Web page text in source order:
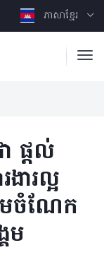
ភាសាខ្មែរ
ផ្តល់
ារល្អ
មចំណែក
ម